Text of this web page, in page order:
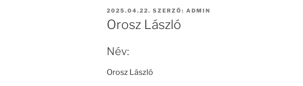
BEKÜLDVE:
2025.04.22. SZERZŐ: ADMIN
Orosz László
Név:
Orosz László